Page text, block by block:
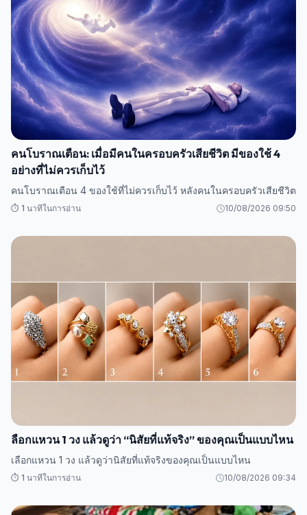
คนโบราณเตือน: เมื่อมีคนในครอบครัวเสียชีวิต มีของใช้ 4
อย่างที่ไม่ควรเก็บไว้
คนโบราณเตือน 4 ของใช้ที่ไม่ควรเก็บไว้ หลังคนในครอบครัวเสียชีวิต
⏱️ 1 นาทีในการอ่าน 10/08/2026 09:50
ลือกแหวน 1 วง แล้วดูว่า “นิสัยที่แท้จริง” ของคุณเป็นแบบไหน
เลือกแหวน 1 วง แล้วดูว่านิสัยที่แท้จริงของคุณเป็นแบบไหน
⏱️ 1 นาทีในการอ่าน 10/08/2026 09:34